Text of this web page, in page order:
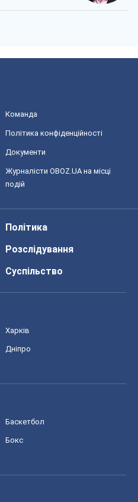
Команда
Політика конфіденційності
Документи
Журналісти OBOZ.UA на місці
подій
Політика
Розслідування
Суспільство
Харків
Дніпро
Баскетбол
Бокс